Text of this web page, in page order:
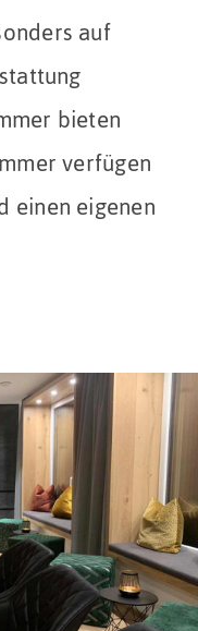
auf
bieten
verfügen
einen eigenen